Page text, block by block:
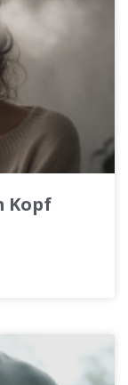
Kopf